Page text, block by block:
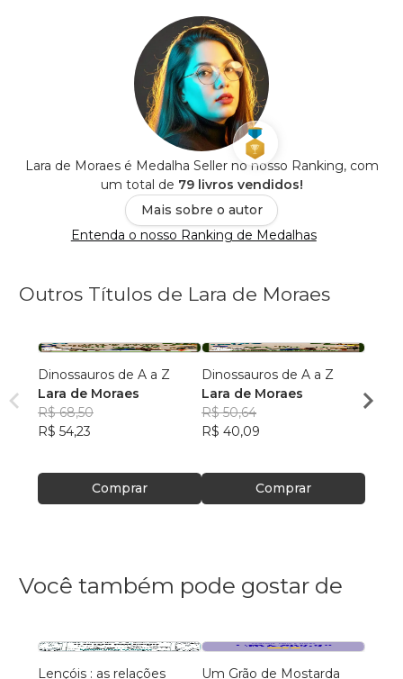
Lara de Moraes é Medalha Seller no nosso Ranking, com
um total de 79 livros vendidos!
Mais sobre o autor
Entenda o nosso Ranking de Medalhas
Outros Títulos de Lara de Moraes
Dinossauros de A a Z
Lara de Moraes
R$ 68,50
R$ 54,23
Comprar
Dinossauros de A a Z
Lara de Moraes
R$ 50,64
R$ 40,09
Comprar
Lara
R$
Você também pode gostar de
Lençóis : as relações
Um Grão de Mostarda